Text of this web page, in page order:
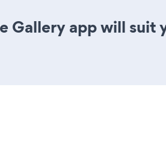
Gallery app will suit